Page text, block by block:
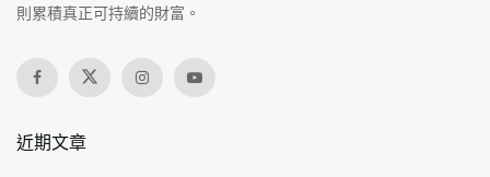
則累積真正可持續的財富。
近期文章